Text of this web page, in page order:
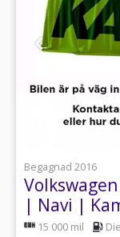
Begagnad 2016
| Navi |
15 000 mil